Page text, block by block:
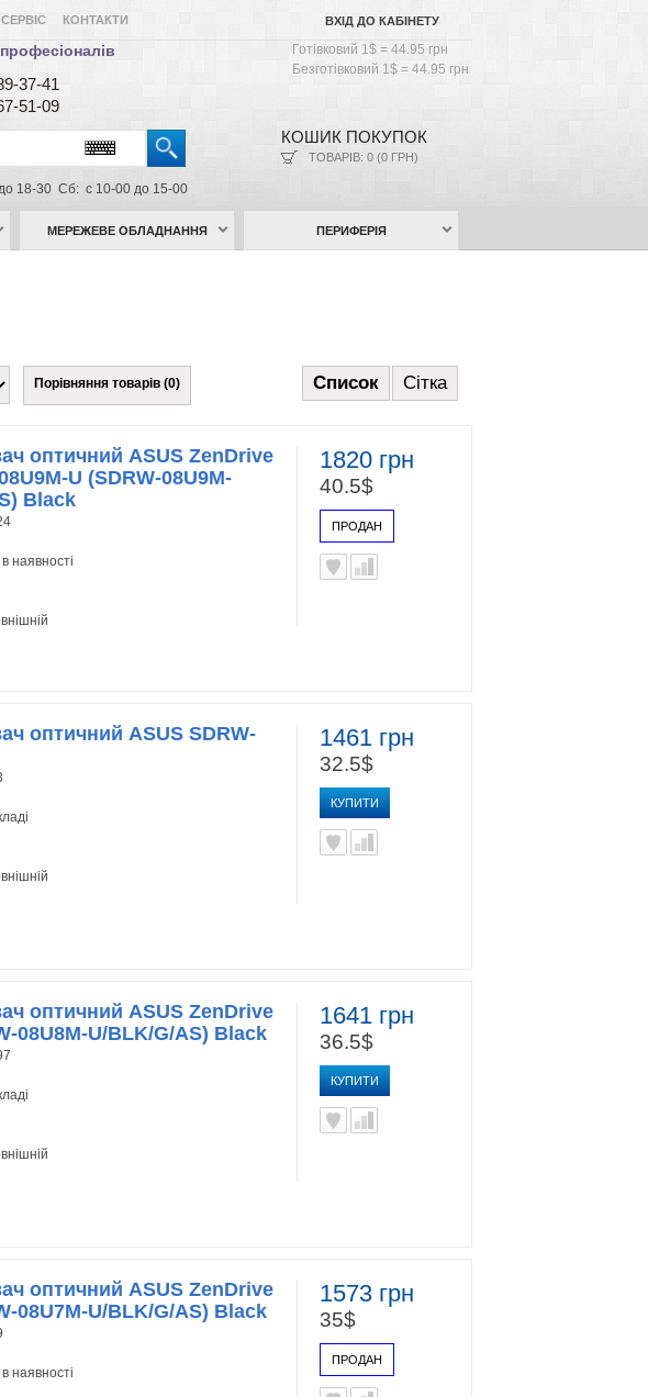
ВХІД ДО КАБІНЕТУ
КОНТАКТИ
Готівковий 1$ = 44.95 грн
Безготівковий 1$ = 44.95 грн
37-41
51-09
КОШИК ПОКУПОК
ТОВАРІВ: 0 (0 ГРН)
18-30 Сб: с 10-00 до 15-00
МЕРЕЖЕВЕ ОБЛАДНАННЯ ПЕРИФЕРІЯ
Порівняння товарів (0) Список Сітка
1820 грн
40.5$
ПРОДАН
оптичний ASUS ZenDrive
U (SDRW-08U9M-
Black
наявності
1461 грн
32.5$
КУПИТИ
оптичний ASUS SDRW-
1641 грн
36.5$
КУПИТИ
оптичний ASUS ZenDrive
08U8M-U/BLK/G/AS) Black
1573 грн
35$
ПРОДАН
оптичний ASUS ZenDrive
08U7M-U/BLK/G/AS) Black
наявності